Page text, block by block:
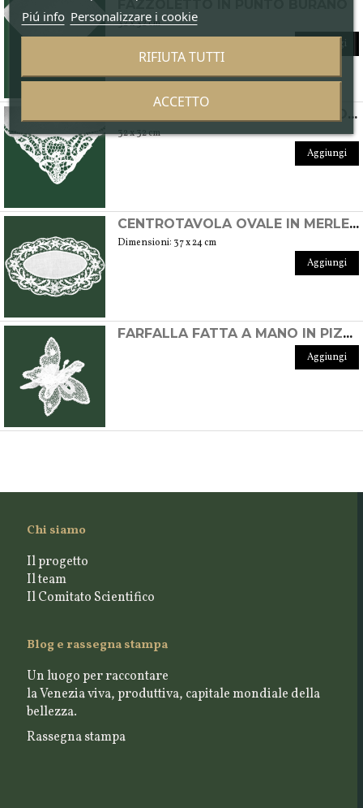
FAZZOLETTO IN PUNTO BURANO
32 x 32 cm
Aggiungi
FAZZOLETTO IN PUNTO BURANO MODELLO DAMINA
32 x 32 cm
Aggiungi
CENTROTAVOLA OVALE IN MERLETTO DI BURANO
Dimensioni: 37 x 24 cm
Aggiungi
FARFALLA FATTA A MANO IN PIZZO DI BURANO
Aggiungi
Chi siamo
Il progetto
Il team
Il Comitato Scientifico
Blog e rassegna stampa
Un luogo per raccontare
la Venezia viva, produttiva, capitale mondiale della
bellezza.
Rassegna stampa
Piú info Personalizzare i cookie
RIFIUTA TUTTI
ACCETTO